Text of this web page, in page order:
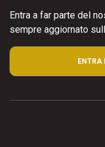
Entra a far parte del
sempre aggiornato
ENTRA